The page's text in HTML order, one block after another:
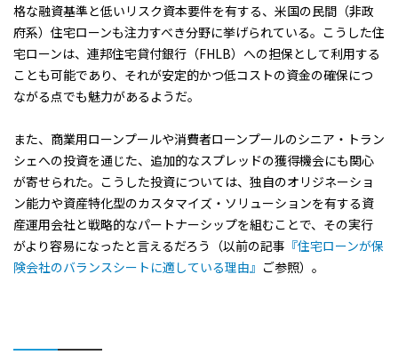
格な融資基準と低いリスク資本要件を有する、米国の民間（非政
府系）住宅ローンも注力すべき分野に挙げられている。こうした住
宅ローンは、連邦住宅貸付銀行（FHLB）への担保として利用する
ことも可能であり、それが安定的かつ低コストの資金の確保につ
ながる点でも魅力があるようだ。
また、商業用ローンプールや消費者ローンプールのシニア・トラン
シェへの投資を通じた、追加的なスプレッドの獲得機会にも関心
が寄せられた。こうした投資については、独自のオリジネーショ
ン能力や資産特化型のカスタマイズ・ソリューションを有する資
産運用会社と戦略的なパートナーシップを組むことで、その実行
がより容易になったと言えるだろう（以前の記事 『住宅ローンが保
険会社のバランスシートに適している理由』 ご参照）。